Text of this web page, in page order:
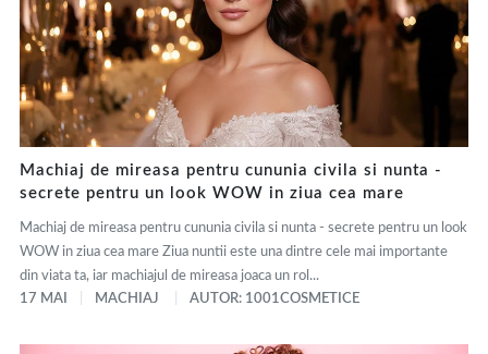
Machiaj de mireasa pentru cununia civila si nunta -
secrete pentru un look WOW in ziua cea mare
Machiaj de mireasa pentru cununia civila si nunta - secrete pentru un look
WOW in ziua cea mare Ziua nuntii este una dintre cele mai importante
din viata ta, iar machiajul de mireasa joaca un rol...
17 MAI
MACHIAJ AUTOR: 1001COSMETICE